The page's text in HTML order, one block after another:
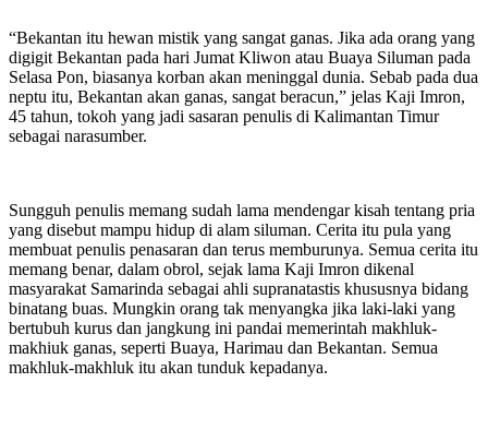
“Bekantan itu hewan mistik yang sangat ganas. Jika ada orang yang
digigit Bekantan pada hari Jumat Kliwon atau Buaya Siluman pada
Selasa Pon, biasanya korban akan meninggal dunia. Sebab pada dua
neptu itu, Bekantan akan ganas, sangat beracun,” jelas Kaji Imron,
45 tahun, tokoh yang jadi sasaran penulis di Kalimantan Timur
sebagai narasumber.
Sungguh penulis memang sudah lama mendengar kisah tentang pria
yang disebut mampu hidup di alam siluman. Cerita itu pula yang
membuat penulis penasaran dan terus memburunya. Semua cerita itu
memang benar, dalam obrol, sejak lama Kaji Imron dikenal
masyarakat Samarinda sebagai ahli supranatastis khususnya bidang
binatang buas. Mungkin orang tak menyangka jika laki-laki yang
bertubuh kurus dan jangkung ini pandai memerintah makhluk-
makhiuk ganas, seperti Buaya, Harimau dan Bekantan. Semua
makhluk-makhluk itu akan tunduk kepadanya.